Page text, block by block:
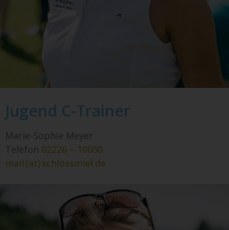
Jugend C-Trainer
Marie-Sophie Meyer
Telefon 02226 – 10050
mail (at) schlossmiel.de